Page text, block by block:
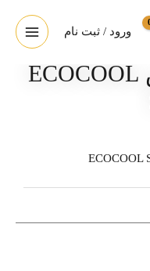
ورود / ثبت نام
روغن برش فوکس ECOCOOL